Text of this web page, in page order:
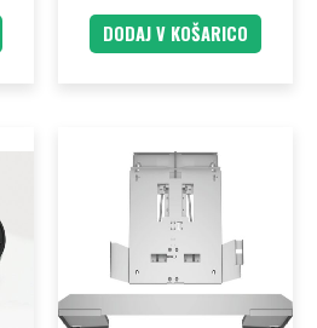
DODAJ V KOŠARICO